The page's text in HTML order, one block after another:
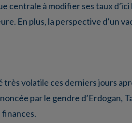
centrale à modifier ses taux
En plus, la perspective d’un
volatile ces derniers jours
par le gendre d’Erdogan,
finances.